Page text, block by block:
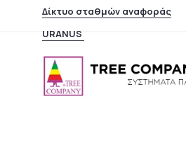
Δίκτυο σταθμών αναφοράς
URANUS